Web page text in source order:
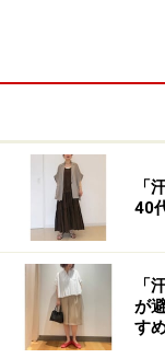
は軽やかなライ
られるのも嬉し
「
40
「
が
す